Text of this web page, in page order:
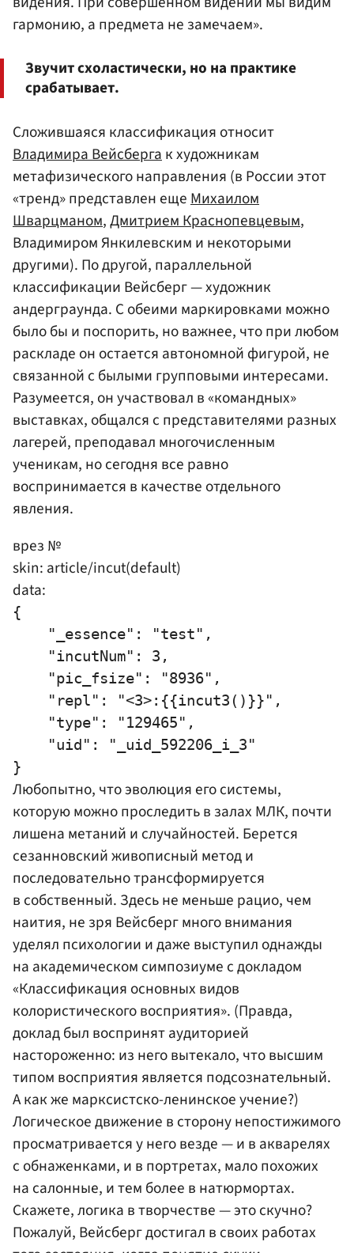
гармонию, а предмета не замечаем».
Звучит схоластически, но на практике
срабатывает.
Сложившаяся классификация относит
Владимира Вейсбергак художникам
метафизического направления (в России этот
«тренд» представлен ещеМихаилом
Шварцманом,Дмитрием Краснопевцевым,
Владимиром Янкилевским и некоторыми
другими). По другой, параллельной
классификации Вейсберг — художник
андерграунда. С обеими маркировками можно
было бы и поспорить, но важнее, что при любом
раскладе он остается автономной фигурой, не
связанной с былыми групповыми интересами.
Разумеется, он участвовал в «командных»
выставках, общался с представителями разных
лагерей, преподавал многочисленным
ученикам, но сегодня все равно
воспринимается в качестве отдельного
явления.
врез №
skin: article/incut(default)
data:
{
    "_essence": "test",
    "incutNum": 3,
    "pic_fsize": "8936",
    "repl": "<3>:{{incut3()}}",
    "type": "129465",
    "uid": "_uid_592206_i_3"
Любопытно, что эволюция его системы,
которую можно проследить в залах МЛК, почти
лишена метаний и случайностей. Берется
сезанновский живописный метод и
последовательно трансформируется
в собственный. Здесь не меньше рацио, чем
наития, не зря Вейсберг много внимания
уделял психологии и даже выступил однажды
на академическом симпозиуме с докладом
«Классификация основных видов
колористического восприятия». (Правда,
доклад был воспринят аудиторией
настороженно: из него вытекало, что высшим
типом восприятия является подсознательный.
А как же марксистско-ленинское учение?)
Логическое движение в сторону непостижимого
просматривается у него везде — и в акварелях
с обнаженками, и в портретах, мало похожих
на салонные, и тем более в натюрмортах.
Скажете, логика в творчестве — это скучно?
Пожалуй, Вейсберг достигал в своих работах